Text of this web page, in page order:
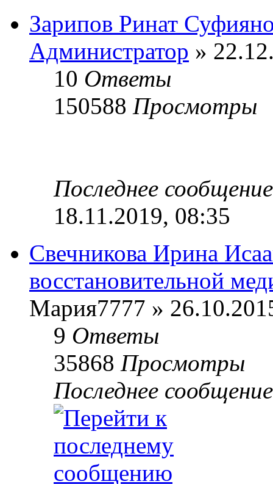
Зарипов Ринат
Администратор »
10 Ответы
150588 Просмотры
Последнее
18.11.2019, 08:35
Свечникова Ирина
восстановительной
Мария7777 »
9 Ответы
35868 Просмотры
Последнее